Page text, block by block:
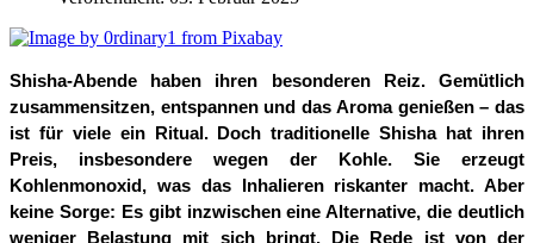
Shisha-Abende haben ihren besonderen Reiz. Gemütlich
zusammensitzen, entspannen und das Aroma genießen – das
ist für viele ein Ritual. Doch traditionelle Shisha hat ihren
Preis, insbesondere wegen der Kohle. Sie erzeugt
Kohlenmonoxid, was das Inhalieren riskanter macht. Aber
keine Sorge: Es gibt inzwischen eine Alternative, die deutlich
weniger Belastung mit sich bringt. Die Rede ist von der